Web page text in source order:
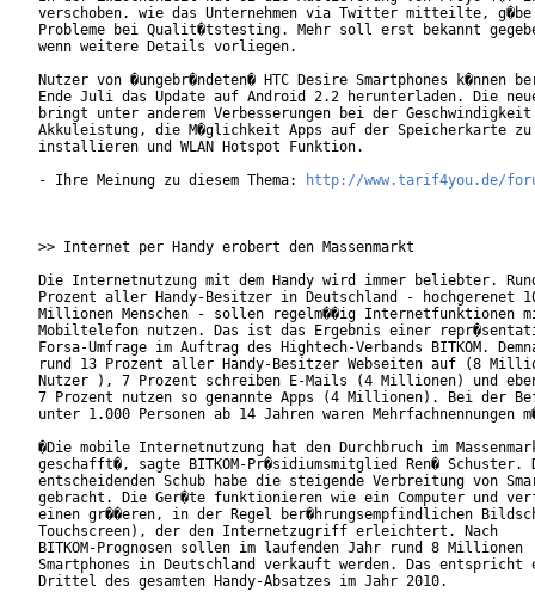
verschoben. wie das Unternehmen via Twitter mitteilte, g�be
Probleme bei Qualit�tstesting. Mehr soll erst bekannt
wenn weitere Details vorliegen.
Nutzer von �ungebr�ndeten� HTC Desire Smartphones k�nnen
Ende Juli das Update auf Android 2.2 herunterladen. Die
bringt unter anderem Verbesserungen bei der Geschwindigkeit
Akkuleistung, die M�glichkeit Apps auf der Speicherkarte zu
installieren und WLAN Hotspot Funktion.
- Ihre Meinung zu diesem Thema:
http://www.tarif4you.de/
>> Internet per Handy erobert den Massenmarkt
Die Internetnutzung mit dem Handy wird immer beliebter.
Prozent aller Handy-Besitzer in Deutschland - hochgerenet
Millionen Menschen - sollen regelm��ig Internetfunktionen
Mobiltelefon nutzen. Das ist das Ergebnis einer
Forsa-Umfrage im Auftrag des Hightech-Verbands BITKOM.
rund 13 Prozent aller Handy-Besitzer Webseiten auf (8
Nutzer ), 7 Prozent schreiben E-Mails (4 Millionen) und
7 Prozent nutzen so genannte Apps (4 Millionen). Bei der
unter 1.000 Personen ab 14 Jahren waren
�Die mobile Internetnutzung hat den Durchbruch im
geschafft�, sagte BITKOM-Pr�sidiumsmitglied Ren� Schuster.
entscheidenden Schub habe die steigende Verbreitung von
gebracht. Die Ger�te funktionieren wie ein Computer und
einen gr��eren, in der Regel ber�hrungsempfindlichen
Touchscreen), der den Internetzugriff erleichtert. Nach
BITKOM-Prognosen sollen im laufenden Jahr rund 8 Millionen
Smartphones in Deutschland verkauft werden. Das entspricht
Drittel des gesamten Handy-Absatzes im Jahr 2010.